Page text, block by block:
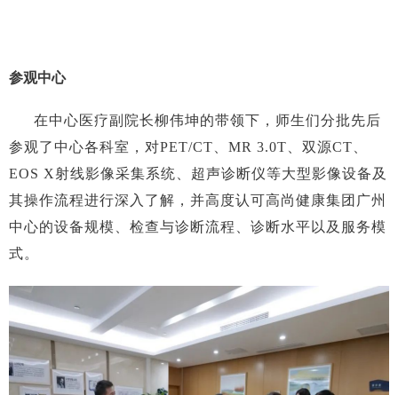
参观中心
在中心医疗副院长柳伟坤的带领下，师生们分批先后
参观了中心各科室，对PET/CT、MR 3.0T、双源CT、
EOS X射线影像采集系统、超声诊断仪等大型影像设备及
其操作流程进行深入了解，并高度认可高尚健康集团广州
中心的设备规模、检查与诊断流程、诊断水平以及服务模
式。